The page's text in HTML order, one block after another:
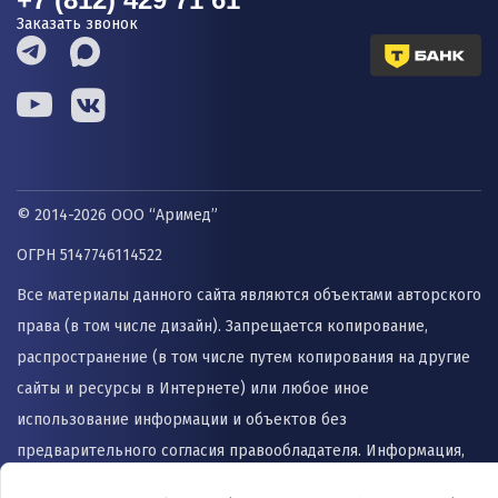
Заказать звонок
© 2014-2026 ООО “Аримед”
ОГРН 5147746114522
Все материалы данного сайта являются объектами авторского
права (в том числе дизайн). Запрещается копирование,
распространение (в том числе путем копирования на другие
сайты и ресурсы в Интернете) или любое иное
использование информации и объектов без
предварительного согласия правообладателя. Информация,